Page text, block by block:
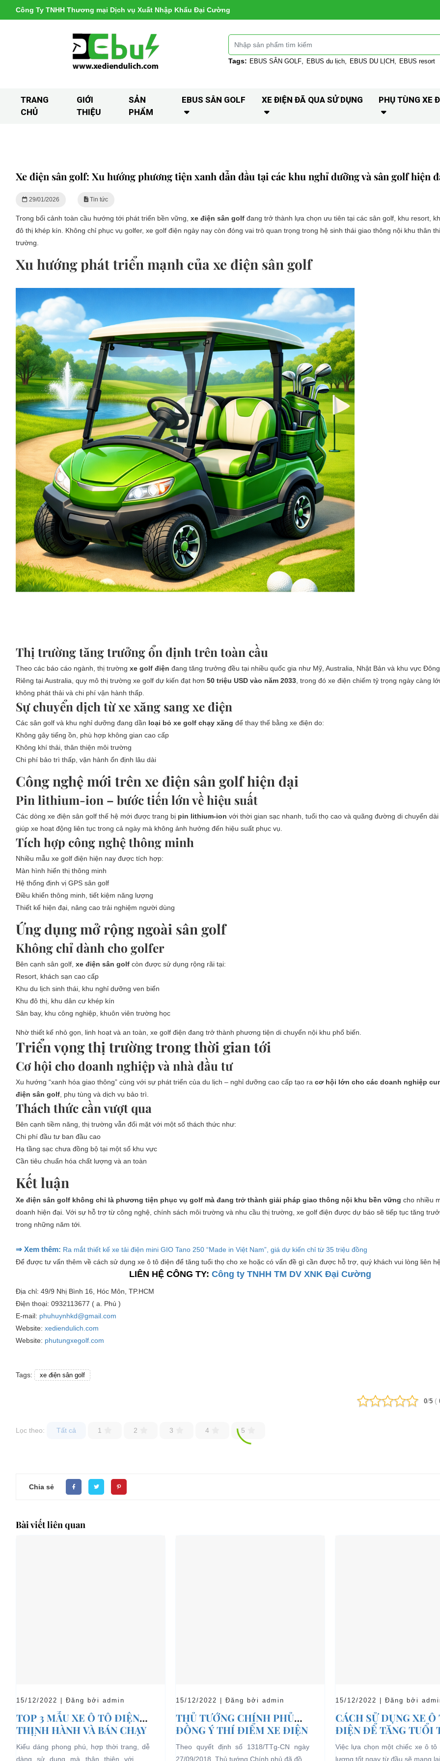
Công Ty TNHH Thương mại Dịch vụ Xuất Nhập Khẩu Đại Cường
Tags: EBUS SÂN GOLF EBUS du lịch EBUS DU LỊCH EBUS resort
TRANG
CHỦ
GIỚI
THIỆU
SẢN
PHẨM
EBUS SÂN GOLF XE ĐIỆN ĐÃ QUA SỬ DỤNG PHỤ TÙNG XE
Xe điện sân golf: Xu hướng phương tiện xanh dẫn đầu tại các khu nghỉ dưỡng và sân golf hiện
29/01/2026 Tin tức
Trong bối cảnh toàn cầu hướng tới phát triển bền vững, xe điện sân golf đang trở thành lựa chọn ưu tiên tại các sân golf, khu resort,
đô thị khép kín. Không chỉ phục vụ golfer, xe golf điện ngày nay còn đóng vai trò quan trọng trong hệ sinh thái giao thông nội khu thân
trường.
Xu hướng phát triển mạnh của xe điện sân golf
Thị trường tăng trưởng ổn định trên toàn cầu
Theo các báo cáo ngành, thị trường xe golf điện đang tăng trưởng đều tại nhiều quốc gia như Mỹ, Australia, Nhật Bản và khu vực Đông
Riêng tại Australia, quy mô thị trường xe golf dự kiến đạt hơn 50 triệu USD vào năm 2033 , trong đó xe điện chiếm tỷ trọng ngày càng
không phát thải và chi phí vận hành thấp.
Sự chuyển dịch từ xe xăng sang xe điện
Các sân golf và khu nghỉ dưỡng đang dần loại bỏ xe golf chạy xăng để thay thế bằng xe điện do:
Không gây tiếng ồn, phù hợp không gian cao cấp
Không khí thải, thân thiện môi trường
Chi phí bảo trì thấp, vận hành ổn định lâu dài
Công nghệ mới trên xe điện sân golf hiện đại
Pin lithium-ion – bước tiến lớn về hiệu suất
Các dòng xe điện sân golf thế hệ mới được trang bị pin lithium-ion với thời gian sạc nhanh, tuổi thọ cao và quãng đường di chuyển
giúp xe hoạt động liên tục trong cả ngày mà không ảnh hưởng đến hiệu suất phục vụ.
Tích hợp công nghệ thông minh
Nhiều mẫu xe golf điện hiện nay được tích hợp:
Màn hình hiển thị thông minh
Hệ thống định vị GPS sân golf
Điều khiển thông minh, tiết kiệm năng lượng
Thiết kế hiện đại, nâng cao trải nghiệm người dùng
Ứng dụng mở rộng ngoài sân golf
Không chỉ dành cho golfer
Bên cạnh sân golf, xe điện sân golf còn được sử dụng rộng rãi tại:
Resort, khách sạn cao cấp
Khu du lịch sinh thái, khu nghỉ dưỡng ven biển
Khu đô thị, khu dân cư khép kín
Sân bay, khu công nghiệp, khuôn viên trường học
Nhờ thiết kế nhỏ gọn, linh hoạt và an toàn, xe golf điện đang trở thành phương tiện di chuyển nội khu phổ biến.
Triển vọng thị trường trong thời gian tới
Cơ hội cho doanh nghiệp và nhà đầu tư
Xu hướng “xanh hóa giao thông” cùng với sự phát triển của du lịch – nghỉ dưỡng cao cấp tạo ra cơ hội lớn cho các doanh nghiệp
điện sân golf , phụ tùng và dịch vụ bảo trì.
Thách thức cần vượt qua
Bên cạnh tiềm năng, thị trường vẫn đối mặt với một số thách thức như:
Chi phí đầu tư ban đầu cao
Hạ tầng sạc chưa đồng bộ tại một số khu vực
Cần tiêu chuẩn hóa chất lượng và an toàn
Kết luận
Xe điện sân golf không chỉ là phương tiện phục vụ golf mà đang trở thành giải pháp giao thông nội khu bền vững cho nhiều
doanh hiện đại. Với sự hỗ trợ từ công nghệ, chính sách môi trường và nhu cầu thị trường, xe golf điện được dự báo sẽ tiếp tục tăng
trong những năm tới.
⇒ Xem thêm: Ra mắt thiết kế xe tải điện mini GIO Tano 250 “Made in Việt Nam”, giá dự kiến chỉ từ 35 triệu đồng
Để được tư vấn thêm về cách sử dụng xe ô tô điện để tăng tuổi thọ cho xe hoặc có vấn đề gì cần được hỗ trợ, quý khách vui lòng liên
LIÊN HỆ CÔNG TY: Công ty TNHH TM DV XNK Đại Cường
Địa chỉ: 49/9 Nhị Bình 16, Hóc Môn, TP.HCM
Điện thoại: 0932113677 ( a. Phú )
E-mail: phuhuynhkd@gmail.com
Website: xediendulich.com
Website: phutungxegolf.com
Tags: xe điện sân golf
0/5 (
Lọc theo: Tất cả 1 2 3 4 5
Chia sẻ
Bài viết liên quan
15/12/2022 | Đăng bởi admin
TOP 3 MẪU XE Ô TÔ ĐIỆN
THỊNH HÀNH VÀ BÁN CHẠY
NHẤT HIỆN NAY
Kiểu dáng phong phú, hợp thời trang, dễ
dàng sử dụng mà thân thiện với môi
15/12/2022 | Đăng bởi admin
THỦ TƯỚNG CHÍNH PHỦ
ĐỒNG Ý THÍ ĐIỂM XE ĐIỆN
04 BÁNH CHỞ KHÁCH DU
LỊCH TẠI CÁC KHU VỰC
Theo quyết định số 1318/TTg-CN ngày
27/09/2018, Thủ tướng Chính phủ đã đồng
15/12/2022 | Đăng bởi
CÁCH SỬ DỤNG XE Ô
ĐIỆN ĐỂ TĂNG TUỔI
CHO XE
Việc lựa chọn một chiếc xe ô tô
lượng tốt ngay từ đầu sẽ mang lại